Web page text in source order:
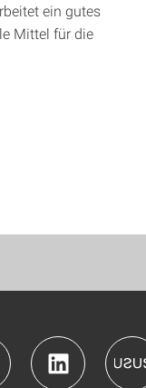
ein gutes
Mittel für die